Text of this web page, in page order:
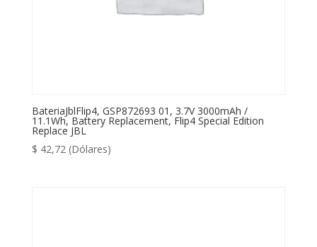
BateriaJblFlip4, GSP872693 01, 3.7V 3000mAh /
11.1Wh, Battery Replacement, Flip4 Special Edition
Replace JBL
$ 42,72 (Dólares)